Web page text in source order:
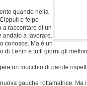
quando nella
e felpe
a raccontare di un
a lavorare.
conosce. Ma è un
di Lenin e tutti giorni gli
un mucchio di parole
gauche rottamatrice.